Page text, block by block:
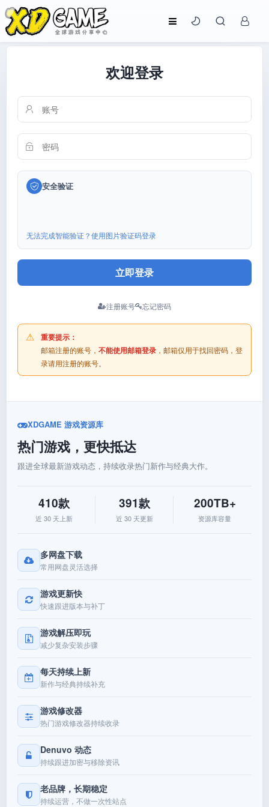
欢迎登录
安全验证
无法完成智能验证？使用图片验证码登录
立即登录
注册账号 忘记密码
重要提示：
邮箱注册的账号， 不能使用邮箱登录 ，邮箱仅用于找回密码，登
录请用注册的账号。
XDGAME 游戏资源库
热门游戏，更快抵达
跟进全球最新游戏动态，持续收录热门新作与经典大作。
410款
近 30 天上新
391款
近 30 天更新
200TB+
资源库容量
多网盘下载
常用网盘灵活选择
游戏更新快
快速跟进版本与补丁
游戏解压即玩
减少复杂安装步骤
每天持续上新
新作与经典持续补充
游戏修改器
热门游戏修改器持续收录
Denuvo 动态
持续跟进加密与移除资讯
老品牌，长期稳定
持续运营，不做一次性站点